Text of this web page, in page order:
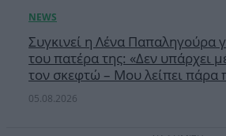
Συγκινεί η Λένα Παπαληγούρα
του πατέρα της: «Δεν υπάρχει
τον σκεφτώ – Μου λείπει πάρα
05.08.2026